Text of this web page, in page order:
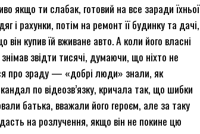
якщо ти слабак, готовий на все заради їхньої
і рахунки, потім на ремонт її будинку та дачі,
купив їй вживане авто. А коли його власні
звідти тисячі, думаючи, що ніхто не
про зраду — «добрі люди» знали, як
по відеозв’язку, кричала так, що шибки
батька, вважали його героєм, але за таку
на розлучення, якщо він не покине цю